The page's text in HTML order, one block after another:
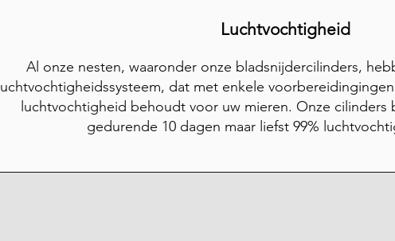
Luchtvochtigheid
Al onze nesten, waaronder onze bladsnijdercilinders,
luchtvochtigheidssysteem, dat met enkele
luchtvochtigheid behoudt voor uw mieren. Onze cilinders
gedurende 10 dagen maar liefst 99%